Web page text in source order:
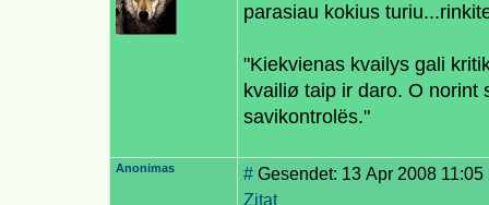
parasiau kokius
"Kiekvienas kvailys gali
kvailiø taip ir daro. O norint
savikontrolës."
Anonimas # Gesendet: 13 Apr 2008 11:05
Zitat